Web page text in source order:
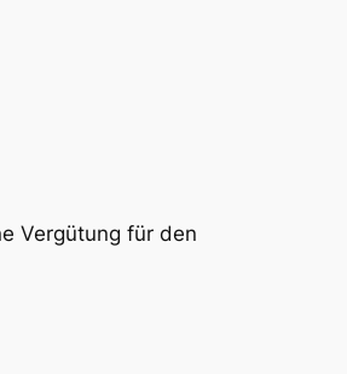
Vergütung für den